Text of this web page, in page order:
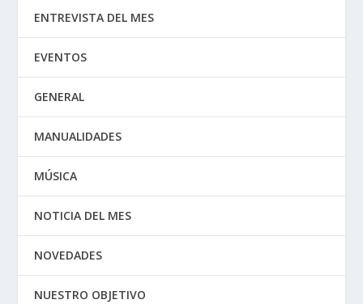
ENTREVISTA DEL MES
EVENTOS
GENERAL
MANUALIDADES
MÚSICA
NOTICIA DEL MES
NOVEDADES
NUESTRO OBJETIVO